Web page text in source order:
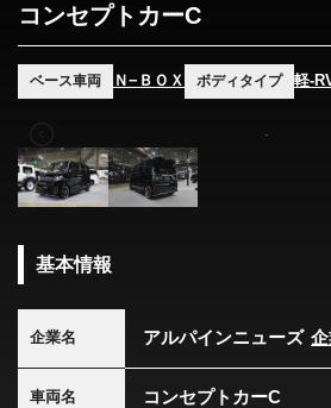
コンセプトカーC
ベース車両 Ｎ−ＢＯＸ ボディタイプ 軽-
基本情報
企業名 アルパインニューズ
車両名 コンセプトカーC